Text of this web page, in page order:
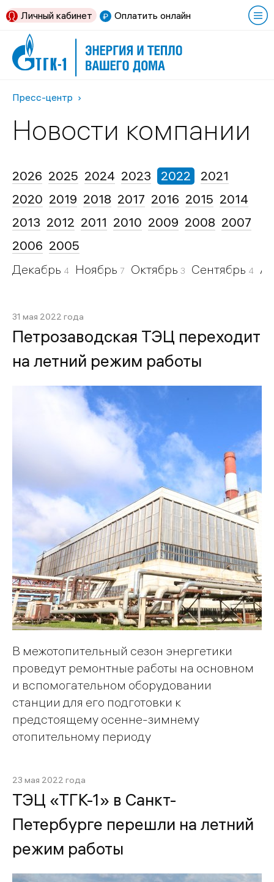
Оплатить онлайн
Личный кабинет
Пресс-центр
Новости компании
2026 2025 2024 2023 2022
Декабрь 4 Ноябрь 7 Октябрь 3 Сентябрь 4
2021
2020 2019 2018 2017 2016 2015 2014
2013 2012 2011 2010 2009 2008 2007
2006 2005
31 мая 2022 года
Петрозаводская ТЭЦ переходит
на летний режим работы
В межотопительный сезон энергетики
проведут ремонтные работы на основном
и вспомогательном оборудовании
станции для его подготовки к
предстоящему осенне-зимнему
отопительному периоду
23 мая 2022 года
ТЭЦ «ТГК-1» в Санкт-
Петербурге перешли на летний
режим работы